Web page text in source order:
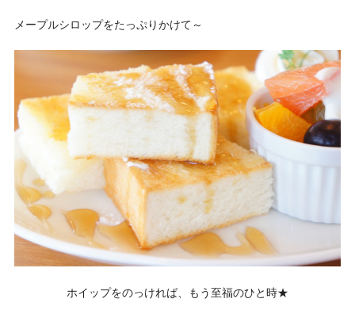
メープルシロップをたっぷりかけて～
ホイップをのっければ、もう至福のひと時★